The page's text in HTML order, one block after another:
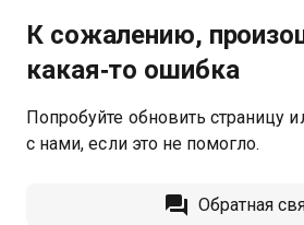
К сожалению,
какая‑то ошибка
Попробуйте обновить страницу
с нами, если это не помогло.
Обратная